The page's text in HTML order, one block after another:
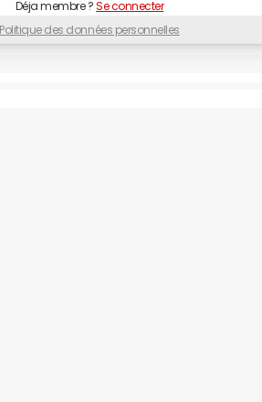
Déja membre ? Se connecter
Politique des données personnelles